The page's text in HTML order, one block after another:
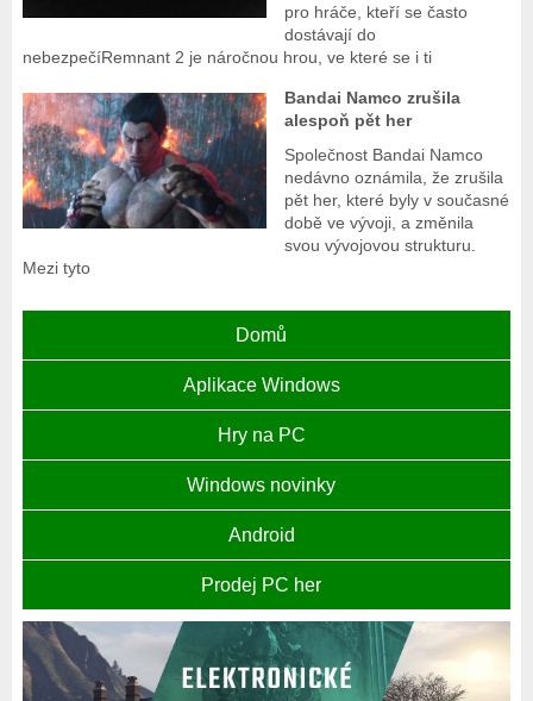
pro hráče, kteří se často
dostávají do
nebezpečíRemnant 2 je náročnou hrou, ve které se i ti
Bandai Namco zrušila
alespoň pět her
Společnost Bandai Namco
nedávno oznámila, že zrušila
pět her, které byly v současné
době ve vývoji, a změnila
svou vývojovou strukturu.
Mezi tyto
Domů
Aplikace Windows
Hry na PC
Windows novinky
Android
Prodej PC her